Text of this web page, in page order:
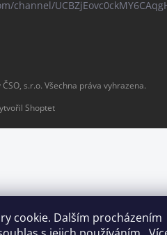
cookie. Dalším procházením
channel/
Shoptet
s.r.o. Všechna práva vyhrazena.